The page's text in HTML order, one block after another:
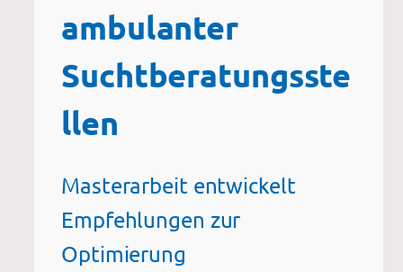
ambulanter
Suchtberatungsste
llen
Masterarbeit entwickelt
Empfehlungen zur
Optimierung